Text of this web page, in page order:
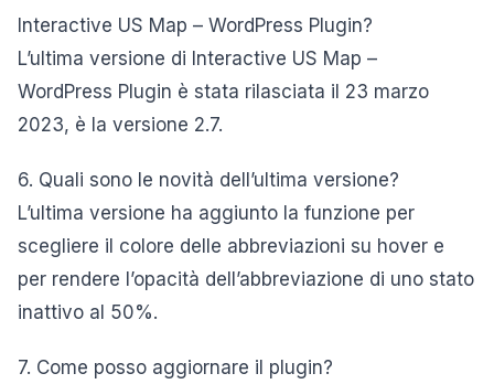
Interactive US Map – WordPress Plugin?
L’ultima versione di Interactive US Map –
WordPress Plugin è stata rilasciata il 23 marzo
2023, è la versione 2.7.
6. Quali sono le novità dell’ultima versione?
L’ultima versione ha aggiunto la funzione per
scegliere il colore delle abbreviazioni su hover e
per rendere l’opacità dell’abbreviazione di uno stato
inattivo al 50%.
7. Come posso aggiornare il plugin?